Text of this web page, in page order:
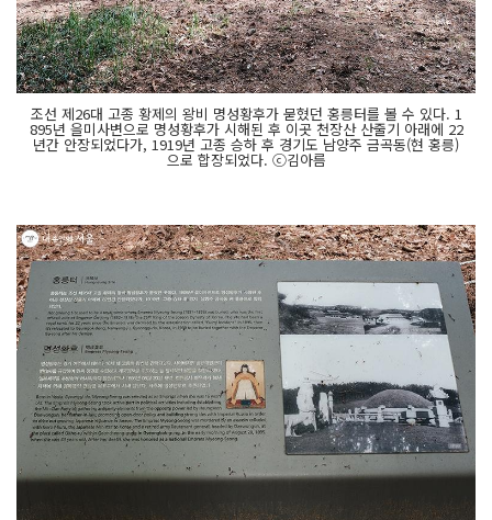
조선 제26대 고종 황제의 왕비 명성황후가 묻혔던 홍릉터를 볼 수 있다. 1
895년 을미사변으로 명성황후가 시해된 후 이곳 천장산 산줄기 아래에 22
년간 안장되었다가, 1919년 고종 승하 후 경기도 남양주 금곡동(현 홍릉)
으로 합장되었다. ⓒ김아름